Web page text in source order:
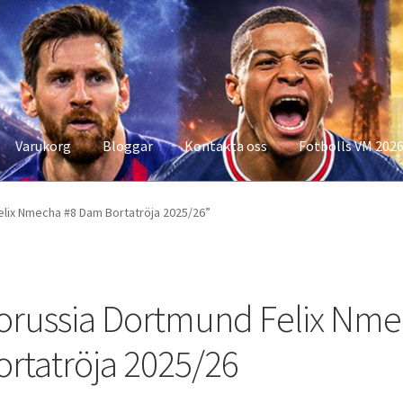
Varukorg Bloggar Kontakta oss Fotbolls VM 2026
Storleksguiden Varukorg
Nmecha #8 Dam Bortatröja 2025/26”
Dortmund Felix
2025/26